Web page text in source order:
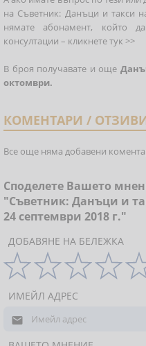
на Съветник: Данъци и такси
нямате абонамент, който
консултации – кликнете тук >>
В броя получавате и още
октомври.
КОМЕНТАРИ /
Все още няма добавени
Споделете Вашето
"Съветник: Данъци и
24 септември 2018 г."
ДОБАВЯНЕ НА БЕЛЕЖКА
ИМЕЙЛ АДРЕС
